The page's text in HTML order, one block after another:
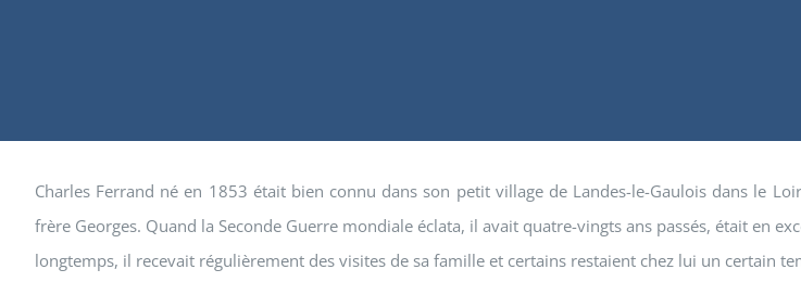
Charles Ferrand né en 1853 était bien connu dans son petit village de Landes-le-Gaulois dans le
frère Georges. Quand la Seconde Guerre mondiale éclata, il avait quatre-vingts ans passés, était en
longtemps, il recevait régulièrement des visites de sa famille et certains restaient chez lui un certain